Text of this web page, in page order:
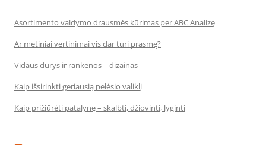
Asortimento valdymo drausmės kūrimas per ABC Analizę
Ar metiniai vertinimai vis dar turi prasmę?
Vidaus durys ir rankenos – dizainas
Kaip išsirinkti geriausią pelėsio valiklį
Kaip prižiūrėti patalynę – skalbti, džiovinti, lyginti